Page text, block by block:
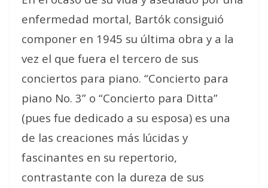
enfermedad mortal, Bartók consiguió
componer en 1945 su última obra y a la
vez el que fuera el tercero de sus
conciertos para piano. “Concierto para
piano No. 3” o “Concierto para Ditta”
(pues fue dedicado a su esposa) es una
de las creaciones más lúcidas y
fascinantes en su repertorio,
contrastante con la dureza de sus